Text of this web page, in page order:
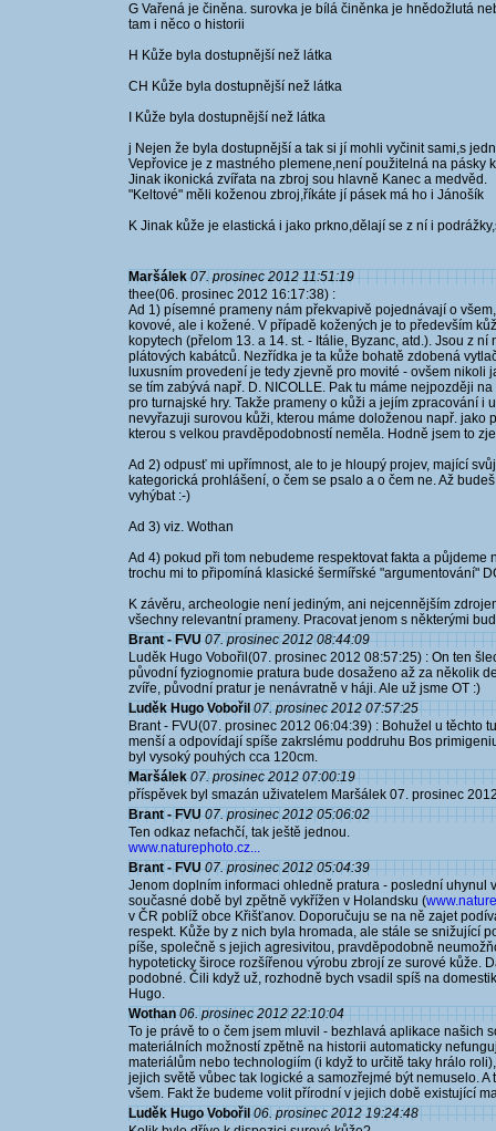
G Vařená je činěna. surovka je bílá činěnka je hnědožlutá
tam i něco o historii
H Kůže byla dostupnější než látka
CH Kůže byla dostupnější než látka
I Kůže byla dostupnější než látka
j Nejen že byla dostupnější a tak si jí mohli vyčinit sami,s
Vepřovice je z mastného plemene,není použitelná na pásky
Jinak ikonická zvířata na zbroj sou hlavně Kanec a medvěd.
"Keltové" měli koženou zbroj,říkáte jí pásek má ho i Jánošík
K Jinak kůže je elastická i jako prkno,dělají se z ní i
Maršálek 07. prosinec 2012 11:51:19
thee(06. prosinec 2012 16:17:38) :
Ad 1) písemné prameny nám překvapivě pojednávají o
kovové, ale i kožené. V případě kožených je to především
kopytech (přelom 13. a 14. st. - Itálie, Byzanc, atd.). Jsou z
plátových kabátců. Nezřídka je ta kůže bohatě zdobená
luxusním provedení je tedy zjevně pro movité - ovšem
se tím zabývá např. D. NICOLLE. Pak tu máme nejpozději
pro turnajské hry. Takže prameny o kůži a jejím zpracování i
nevyřazuji surovou kůži, kterou máme doloženou např. jako
kterou s velkou pravděpodobností neměla. Hodně jsem to
Ad 2) odpusť mi upřímnost, ale to je hloupý projev, mající
kategorická prohlášení, o čem se psalo a o čem ne. Až
vyhýbat :-)
Ad 3) viz. Wothan
Ad 4) pokud při tom nebudeme respektovat fakta a půjdeme
trochu mi to připomíná klasické šermířské "argumentování"
K závěru, archeologie není jediným, ani nejcennějším
všechny relevantní prameny. Pracovat jenom s některými
Brant - FVU 07. prosinec 2012 08:44:09
Luděk Hugo Vobořil(07. prosinec 2012 08:57:25) : On ten
původní fyziognomie pratura bude dosaženo až za několik
zvíře, původní pratur je nenávratně v háji. Ale už jsme OT :)
Luděk Hugo Vobořil 07. prosinec 2012 07:57:25
Brant - FVU(07. prosinec 2012 06:04:39) : Bohužel u těchto
menší a odpovídají spíše zakrslému poddruhu Bos
byl vysoký pouhých cca 120cm.
Maršálek 07. prosinec 2012 07:00:19
příspěvek byl smazán uživatelem Maršálek 07. prosinec
Brant - FVU 07. prosinec 2012 05:06:02
Ten odkaz nefachčí, tak ještě jednou.
www.naturephoto.cz...
Brant - FVU 07. prosinec 2012 05:04:39
Jenom doplním informaci ohledně pratura - poslední uhynul
současné době byl zpětně vykřížen v Holandsku (
v ČR poblíž obce Křišťanov. Doporučuju se na ně zajet
respekt. Kůže by z nich byla hromada, ale stále se snižující
píše, společně s jejich agresivitou, pravděpodobně
hypoteticky široce rozšířenou výrobu zbrojí ze surové kůže.
podobné. Čili když už, rozhodně bych vsadil spíš na
Hugo.
Wothan 06. prosinec 2012 22:10:04
To je právě to o čem jsem mluvil - bezhlavá aplikace našich
materiálních možností zpětně na historii automaticky
materiálům nebo technologiím (i když to určitě taky hrálo
jejich světě vůbec tak logické a samozřejmé být nemuselo.
všem. Fakt že budeme volit přírodní v jejich době existující
Luděk Hugo Vobořil 06. prosinec 2012 19:24:48